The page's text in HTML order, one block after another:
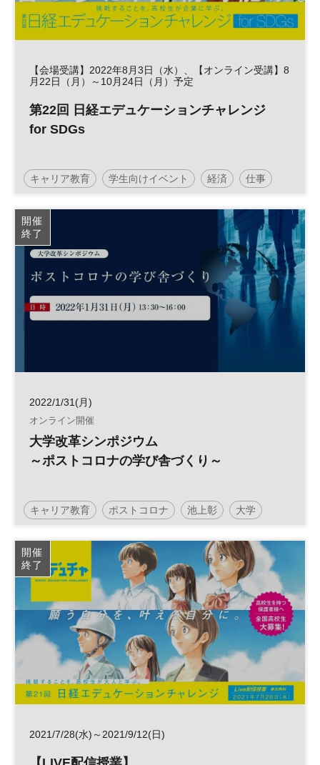
【会場受講】2022年8月3日（水）、【オンライン受講】8
月22日（月）～10月24日（月）予定
第22回 日経エデュケーションチャレンジ
for SDGs
キャリア教育 学生向けイベント 経済 仕事
キャリア ビジネス SDGs 社会
日経エデュケーションチャレンジ 高校生 社会学習
夏休み 企業研究 自由研究 セミナー
開催
終了
2022/1/31(月)
オンライン開催
大学改革シンポジウム
～ポストコロナの学び舎づくり～
キャリア教育 ポストコロナ 池上彰 大学
改革
日経ホール
開催
終了
2021/7/28(水)～2021/9/12(日)